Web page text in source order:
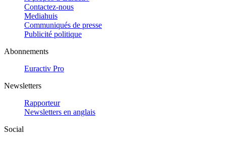
Contactez-nous
Mediahuis
Communiqués de presse
Publicité politique
Abonnements
Euractiv Pro
Newsletters
Rapporteur
Newsletters en anglais
Social